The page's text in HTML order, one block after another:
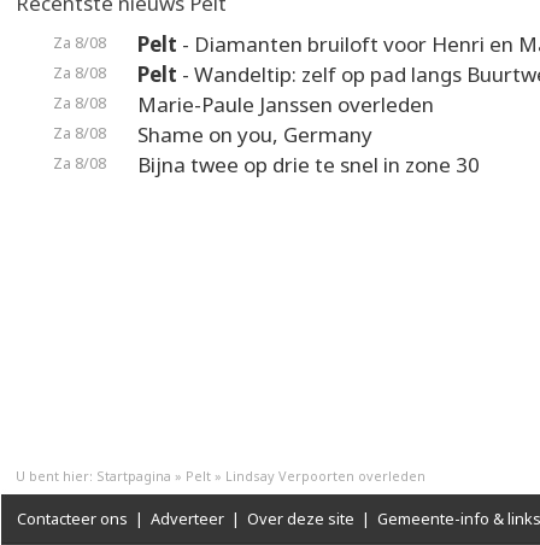
Za 8/08 Pelt - Diamanten bruiloft voor Henri en
Za 8/08 Pelt - Wandeltip: zelf op pad langs
Za 8/08 Marie-Paule Janssen overleden
Za 8/08 Shame on you, Germany
Za 8/08 Bijna twee op drie te snel in zone 30
U bent hier: Startpagina » Pelt » Lindsay Verpoorten overleden
Contacteer ons | Adverteer | Over deze site | Gemeente-info & links